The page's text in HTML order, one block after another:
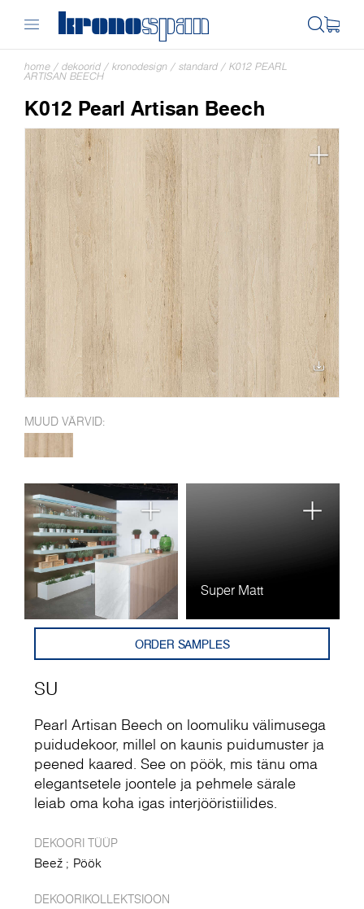
home / dekoorid / kronodesign / standard / K012 PEARL
ARTISAN BEECH
K012 Pearl Artisan Beech
MUUD VÄRVID:
Super Matt
SU
ORDER SAMPLES
Pearl Artisan Beech on loomuliku välimusega
puidudekoor, millel on kaunis puidumuster ja
peened kaared. See on pöök, mis tänu oma
elegantsetele joontele ja pehmele särale
leiab oma koha igas interjööristiilides.
DEKOORI TÜÜP
Beež Pöök
DEKOORIKOLLEKTSIOON